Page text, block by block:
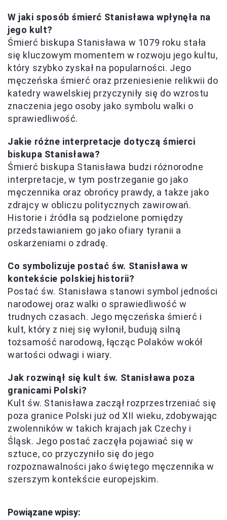
W jaki sposób śmierć Stanisława wpłynęła na
jego kult?
Śmierć biskupa Stanisława w 1079 roku stała
się kluczowym momentem w rozwoju jego kultu,
który szybko zyskał na popularności. Jego
męczeńska śmierć oraz przeniesienie relikwii do
katedry wawelskiej przyczyniły się do wzrostu
znaczenia jego osoby jako symbolu walki o
sprawiedliwość.
Jakie różne interpretacje dotyczą śmierci
biskupa Stanisława?
Śmierć biskupa Stanisława budzi różnorodne
interpretacje, w tym postrzeganie go jako
męczennika oraz obrońcy prawdy, a także jako
zdrajcy w obliczu politycznych zawirowań.
Historie i źródła są podzielone pomiędzy
przedstawianiem go jako ofiary tyranii a
oskarżeniami o zdradę.
Co symbolizuje postać św. Stanisława w
kontekście polskiej historii?
Postać św. Stanisława stanowi symbol jedności
narodowej oraz walki o sprawiedliwość w
trudnych czasach. Jego męczeńska śmierć i
kult, który z niej się wyłonił, budują silną
tożsamość narodową, łącząc Polaków wokół
wartości odwagi i wiary.
Jak rozwinął się kult św. Stanisława poza
granicami Polski?
Kult św. Stanisława zaczął rozprzestrzeniać się
poza granice Polski już od XII wieku, zdobywając
zwolenników w takich krajach jak Czechy i
Śląsk. Jego postać zaczęła pojawiać się w
sztuce, co przyczyniło się do jego
rozpoznawalności jako świętego męczennika w
szerszym kontekście europejskim.
Powiązane wpisy: